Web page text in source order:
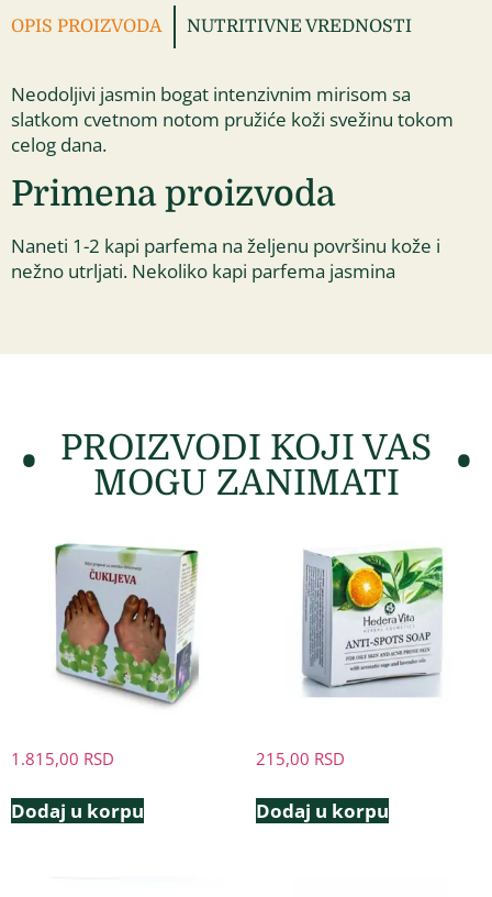
OPIS PROIZVODA NUTRITIVNE VREDNOSTI
Neodoljivi jasmin bogat intenzivnim mirisom sa
slatkom cvetnom notom pružiće koži svežinu tokom
celog dana.
Primena proizvoda
Naneti 1-2 kapi parfema na željenu površinu kože i
nežno utrljati. Nekoliko kapi parfema jasmina
PROIZVODI KOJI VAS
MOGU ZANIMATI
1.815,00 RSD
Dodaj u korpu
215,00 RSD
Dodaj u korpu